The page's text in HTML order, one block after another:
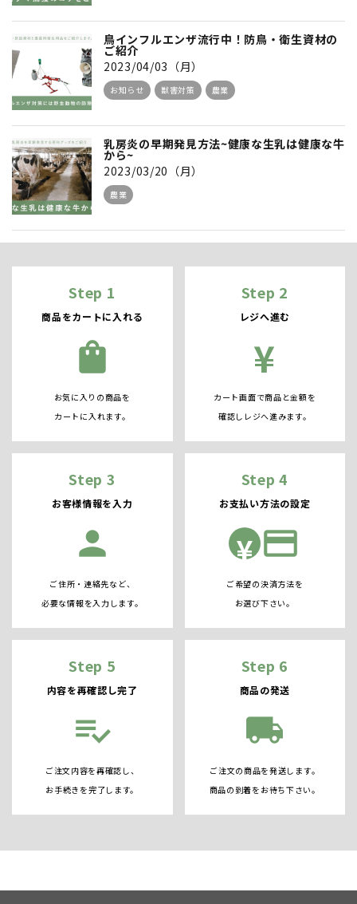
鳥インフルエンザ流行中！防鳥・衛生資材の
ご紹介
2023/04/03（月）
お知らせ 獣害対策 農業
乳房炎の早期発見方法~健康な生乳は健康な牛
から~
2023/03/20（月）
農業
Step 1
商品をカートに入れる
shopping_bag
お気に入りの商品を
カートに入れます。
Step 2
レジへ進む
¥
カート画面で商品と金額を
確認しレジへ進みます。
Step 3
お客様情報を入力
person
ご住所・連絡先など、
必要な情報を入力します。
Step 4
お支払い方法の設定
¥ credit_card
ご希望の決済方法を
お選び下さい。
Step 5
内容を再確認し完了
playlist_add_check
ご注文内容を再確認し、
お手続きを完了します。
Step 6
商品の発送
local_shipping
ご注文の商品を発送します。
商品の到着をお待ち下さい。